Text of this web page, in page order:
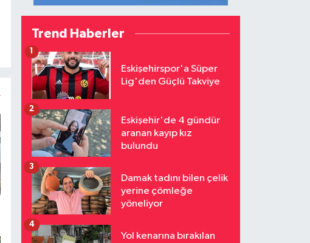
Trend Haberler
Eskişehirspor'a Süper
Lig'den Güçlü Takviye
1
Eskişehir'de 4 gündür
aranan kayıp kız
bulundu
2
Damak tadını bilen çelik
yerine çömleğe
yöneliyor
3
Yol kenarına bırakılan
4